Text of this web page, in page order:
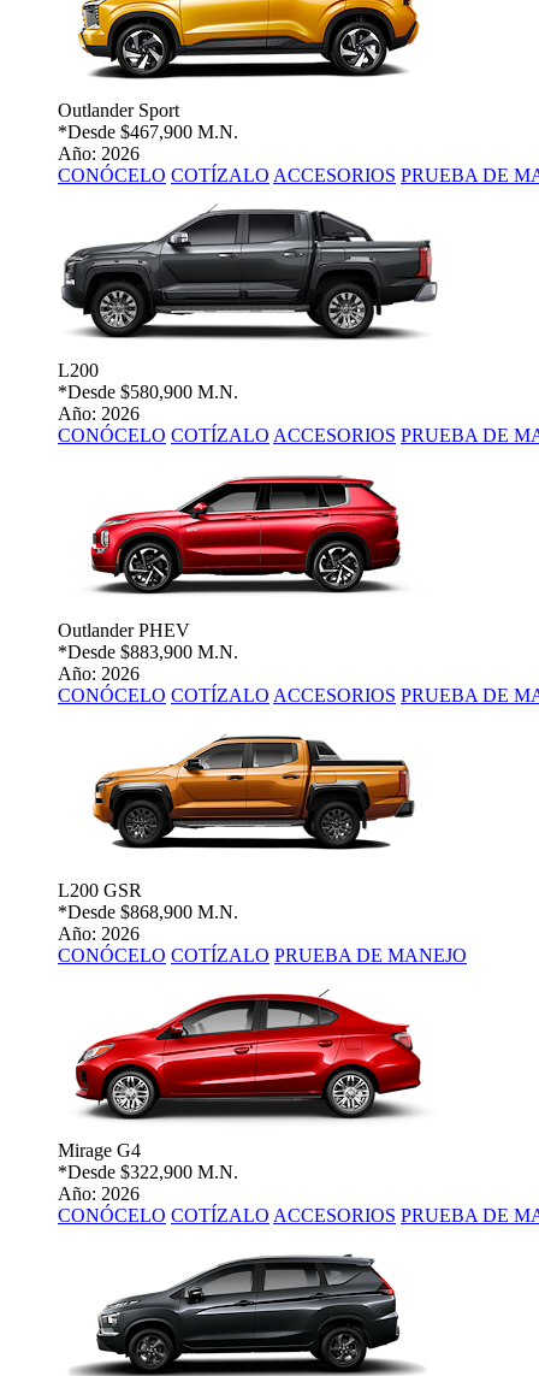
Outlander Sport
*Desde $467,900 M.N.
Año: 2026
CONÓCELO COTÍZALO ACCESORIOS PRUEBA DE
L200
*Desde $580,900 M.N.
Año: 2026
CONÓCELO COTÍZALO ACCESORIOS PRUEBA DE
Outlander PHEV
*Desde $883,900 M.N.
Año: 2026
CONÓCELO COTÍZALO ACCESORIOS PRUEBA DE
L200 GSR
*Desde $868,900 M.N.
Año: 2026
CONÓCELO COTÍZALO PRUEBA DE MANEJO
Mirage G4
*Desde $322,900 M.N.
Año: 2026
CONÓCELO COTÍZALO ACCESORIOS PRUEBA DE